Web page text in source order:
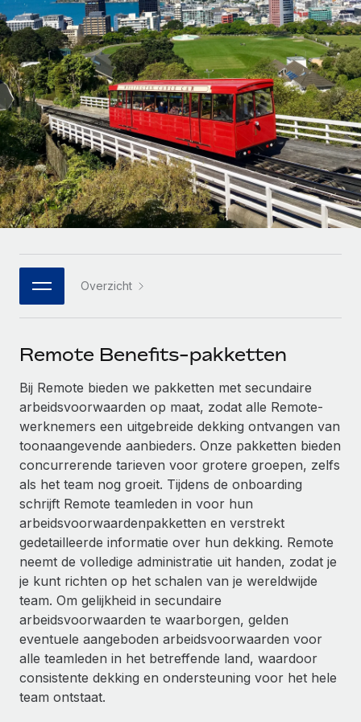
Zzp'ers internationaal onboarden en beheren
PEO
Ingewikkelde HR-taken eenvoudig uitbesteden
INFRASTRUCTUUR
Remote Embedded
HR naadloos in workflows integreren
Platform
Ingebouwde essentiële HR-functies voor je team
Integraties
Vraag een expert
Krijg hulp van global HR- en juridische experts
Achtergrondonderzoek
Vereenvoudig het screeningsproces van
kandidaten
Compliance Watchtower
Blijf compliance-risico's voor
Apparaatbeheer
Lever en track wereldwijd IT-middelen
Entiteiten oprichten
Stel snel compliant entiteiten op
Mobiliteit en overplaatsing
GROEIFASE
Start-ups
Flexibele global HR en payroll solutions voor groeiende
bedrijven
Mid-market
Teams uitbreiden met HR solutions op maat
Enterprise
Global HR voor grote bedrijven
WERK MET ONS SAMEN
Strategische technologiepartners
Een partner worden
Ontdek hoe je met ons kunt samenwerken
Binnenkort beschikbaar
Integraties en advies over AI-automatiseringen
CASESTUDY'S
Betalingscalculator voor zzp'ers
Ontdek valuta-opties en betaalsnelheden voor
internationale zzp'ers
LEREN MET REMOTE
Onderzoek en gidsen
Casestudy's
HR-woordenlijst
Checklists en templates
Webinars
Newsroom
Inzicht in salaris en talent
Inzichtencentrum
Support
Alle bronnen bekijken
BLOG
EOR en PEO
Contractor Management
Belastingen
Naar de blog
Nederlands
Français
Deutsch
Español
Italiano
Português (Portugal)
日本語
한국어
Inloggen
Overzicht
Remote Benefits-pakketten
Bij Remote bieden we pakketten met secundaire
arbeidsvoorwaarden op maat, zodat alle Remote-
werknemers een uitgebreide dekking ontvangen van
toonaangevende aanbieders. Onze pakketten bieden
concurrerende tarieven voor grotere groepen, zelfs
als het team nog groeit. Tijdens de onboarding
schrijft Remote teamleden in voor hun
arbeidsvoorwaardenpakketten en verstrekt
gedetailleerde informatie over hun dekking. Remote
neemt de volledige administratie uit handen, zodat je
je kunt richten op het schalen van je wereldwijde
team. Om gelijkheid in secundaire
arbeidsvoorwaarden te waarborgen, gelden
eventuele aangeboden arbeidsvoorwaarden voor
alle teamleden in het betreffende land, waardoor
consistente dekking en ondersteuning voor het hele
team ontstaat.